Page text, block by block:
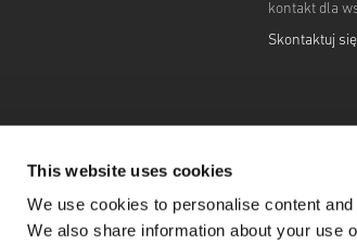
This website uses cookies
We use cookies to personalise content
We also share information about your use
kontakt dla
Skontaktuj